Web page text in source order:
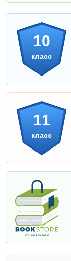
10
класс
11
класс